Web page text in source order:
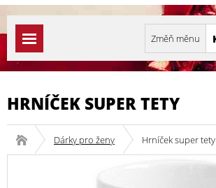
HRNÍČEK SUPER TETY
Dárky pro ženy Hrníček super tety